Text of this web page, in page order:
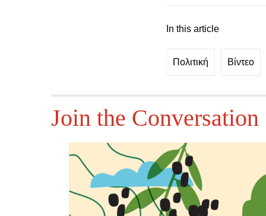
In this article
Πολιτική Βίντεο
Join the Conversation